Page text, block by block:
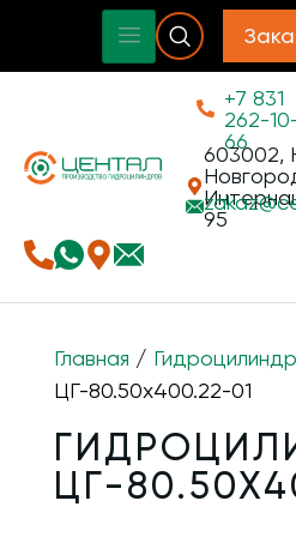
+7 831
262-
66
603002,
95
zakaz@
Главная /
ЦГ-80.50х400.22-01
ЦГ-